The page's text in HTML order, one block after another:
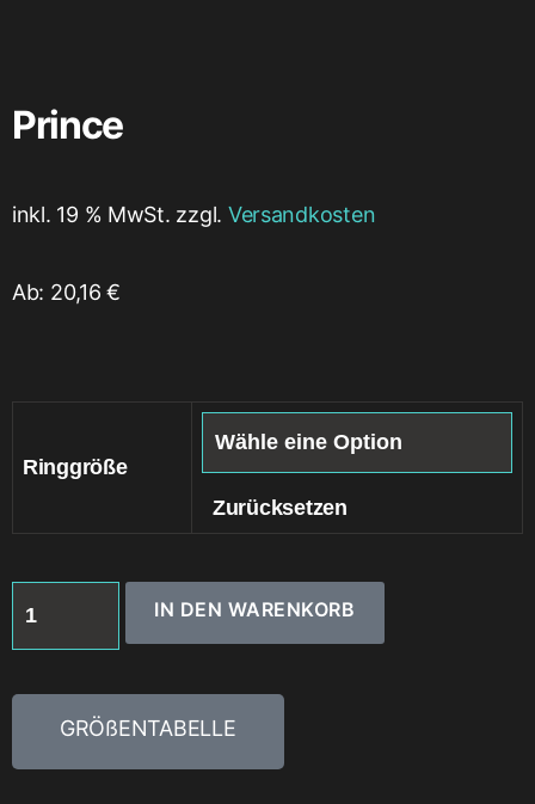
Prince
inkl. 19 % MwSt. zzgl. Versandkosten
Ab: 20,16€
Ringgröße
Zurücksetzen
IN DEN WARENKORB
GRÖßENTABELLE